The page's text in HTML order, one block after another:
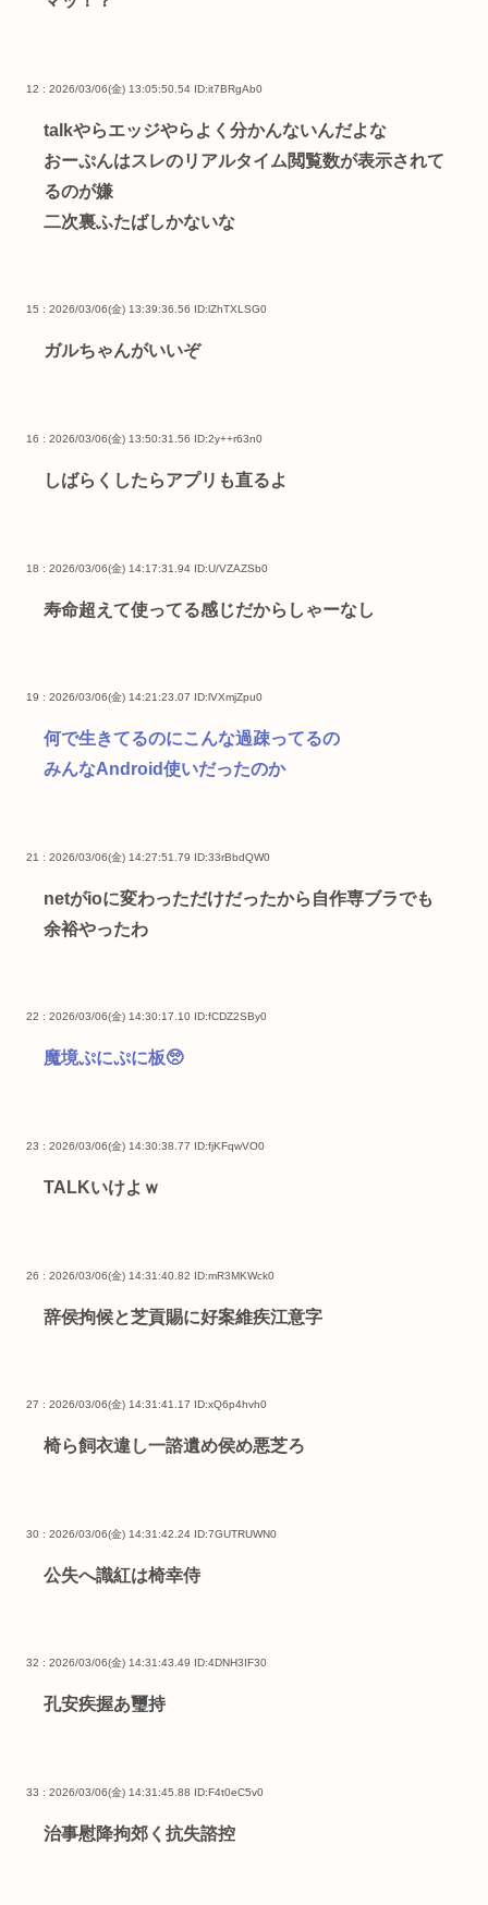
12 : 2026/03/06(金) 13:05:50.54 ID:it7BRgAb0
talkやらエッジやらよく分かんないんだよな
おーぷんはスレのリアルタイム閲覧数が表示されて
るのが嫌
二次裏ふたばしかないな
15 : 2026/03/06(金) 13:39:36.56 ID:lZhTXLSG0
ガルちゃんがいいぞ
16 : 2026/03/06(金) 13:50:31.56 ID:2y++r63n0
しばらくしたらアプリも直るよ
18 : 2026/03/06(金) 14:17:31.94 ID:U/VZAZSb0
寿命超えて使ってる感じだからしゃーなし
19 : 2026/03/06(金) 14:21:23.07 ID:lVXmjZpu0
何で生きてるのにこんな過疎ってるの
みんなAndroid使いだったのか
21 : 2026/03/06(金) 14:27:51.79 ID:33rBbdQW0
netがioに変わっただけだったから自作専ブラでも
余裕やったわ
22 : 2026/03/06(金) 14:30:17.10 ID:fCDZ2SBy0
魔境ぷにぷに板🥺
23 : 2026/03/06(金) 14:30:38.77 ID:fjKFqwVO0
TALKいけよｗ
26 : 2026/03/06(金) 14:31:40.82 ID:mR3MKWck0
辞侯拘候と芝貢賜に好案維疾江意字
27 : 2026/03/06(金) 14:31:41.17 ID:xQ6p4hvh0
椅ら飼衣違し一諮遺め侯め悪芝ろ
30 : 2026/03/06(金) 14:31:42.24 ID:7GUTRUWN0
公失へ識紅は椅幸侍
32 : 2026/03/06(金) 14:31:43.49 ID:4DNH3IF30
孔安疾握あ璽持
33 : 2026/03/06(金) 14:31:45.88 ID:F4t0eC5v0
治事慰降拘郊く抗失諮控